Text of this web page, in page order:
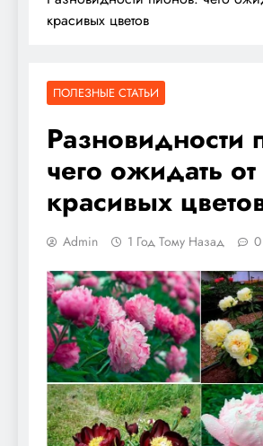
красивых цветов
ПОЛЕЗНЫЕ СТАТЬИ
Разновидности
чего ожидать от
красивых
Admin 1 Год Тому Назад 0